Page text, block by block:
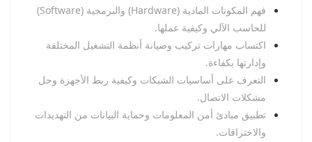
فهم المكونات المادية (Hardware) والبرمجية (Software)
للحاسب الآلي وكيفية عملها.
اكتساب مهارات تركيب وصيانة أنظمة التشغيل المختلفة
وإدارتها بكفاءة.
التعرف على أساسيات الشبكات وكيفية ربط الأجهزة وحل
مشكلات الاتصال.
تطبيق مبادئ أمن المعلومات وحماية البيانات من التهديدات
والاختراقات.